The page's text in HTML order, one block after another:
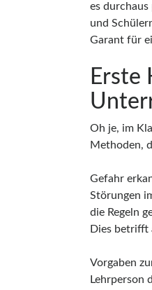
es durchaus
und
Garant für
Erste
Oh je, im
Methoden,
Gefahr
Störungen
die Regeln
Dies betrifft
Vorgaben
Lehrperson